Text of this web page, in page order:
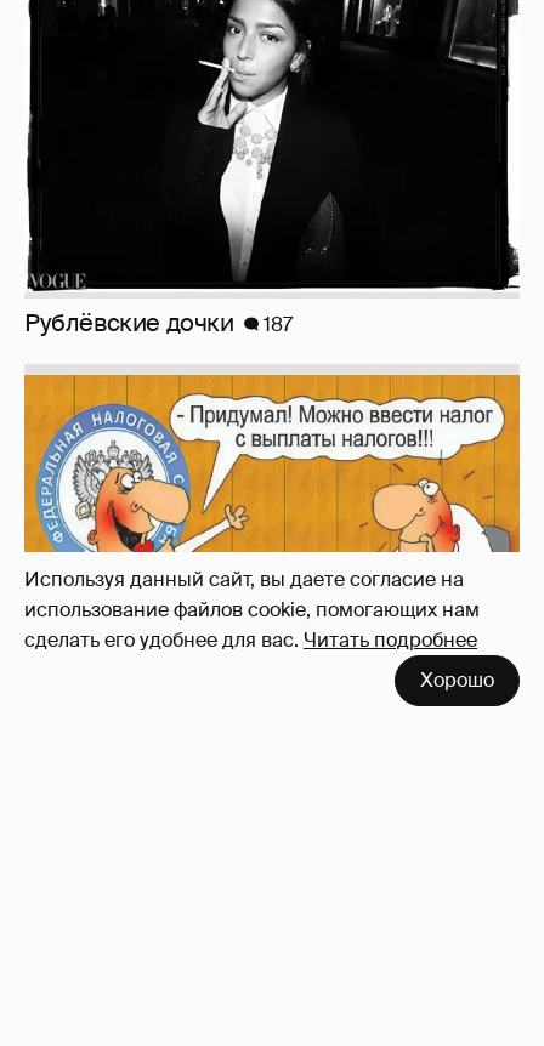
Используя данный сайт, вы даете согласие на
использование файлов cookie, помогающих нам
сделать его удобнее для вас. Читать подробнее
Хорошо
Рублёвские дочки 187
Зачем нам вообще платить налоги? (или:
как работают наши деньги, когда мы
заикаемся о защите прав)